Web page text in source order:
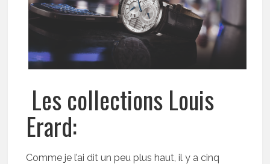
Les collections Louis
Erard:
Comme je l’ai dit un peu plus haut, il y a cinq